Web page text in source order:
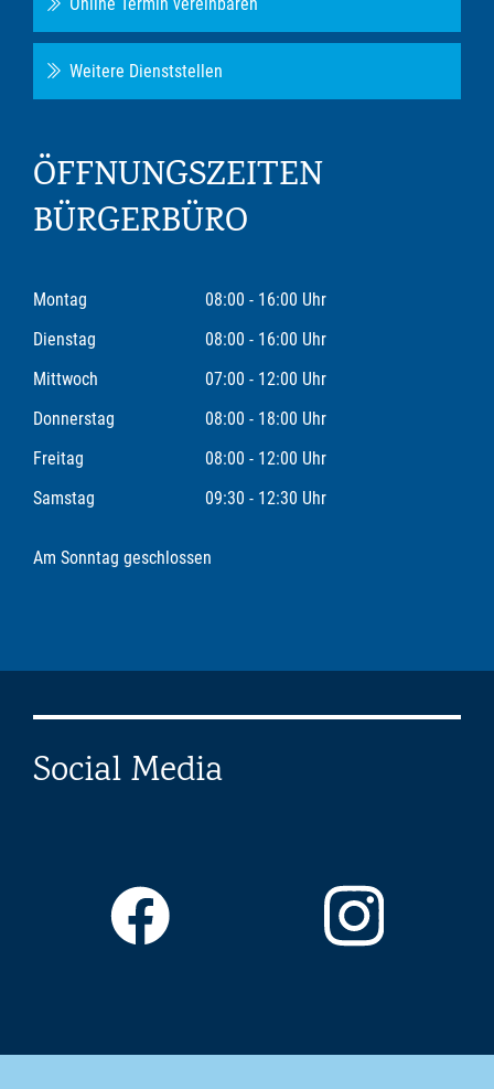
Weitere Dienststellen
ÖFFNUNGSZEITEN
BÜRGERBÜRO
Montag
08:00 - 16:00 Uhr
Dienstag
08:00 - 16:00 Uhr
Mittwoch
07:00 - 12:00 Uhr
Donnerstag
08:00 - 18:00 Uhr
Freitag
08:00 - 12:00 Uhr
Samstag
09:30 - 12:30 Uhr
Am Sonntag geschlossen
Social Media